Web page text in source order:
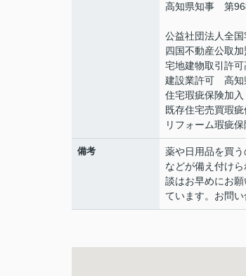
高知県知事 第
公益社団法人全
四国不動産公取加
宅地建物取引許
建設業許可 高知
住宅瑕疵保険加入
既存住宅売買瑕疵
リフォーム瑕疵保
備考
薬や日用品を買
などが備え付け
談はお早めにお
ています。お問